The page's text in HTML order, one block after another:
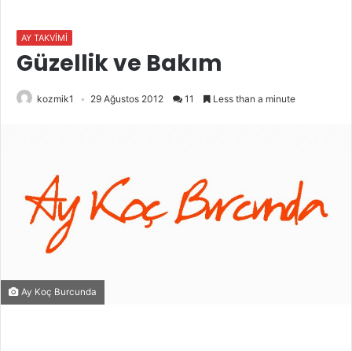
AY TAKVİMİ
Güzellik ve Bakım
kozmik1 29 Ağustos 2012 11 Less than a minute
Ay Koç Burcunda